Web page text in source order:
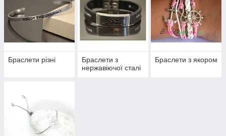
Браслети різні
Браслети з
нержавіючої сталі
Браслети з якором